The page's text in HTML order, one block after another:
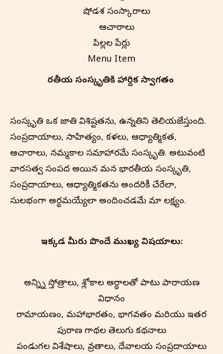
షోడశ సంస్కారాలు
ఆచారాలు
పిల్లల పేర్లు
Menu Item
భారతీయ సంస్కృతి‌కి హార్దిక స్వాగతం
సంస్కృతి ఒక జాతి విశిష్టతను, ఉన్నతిని తెలియజేస్తుంది.
సంప్రదాయాలు, సాహిత్యం, కళలు, ఆధ్యాత్మికత,
ఆచారాలు, నమ్మకాల సమాహారమే సంస్కృతి. అటువంటి
వారసత్వ సంపద అయిన మన భారతీయ సంస్కృతి,
సంప్రదాయాలు, ఆధ్యాత్మికతను అందరికీ చేరేలా,
సులభంగా అర్థమయ్యేలా అందించడమే మా లక్ష్యం.
ఇక్కడ మీరు పొందే ముఖ్య విషయాలు:
అన్న్ని స్తోత్రాలు, శ్లోకాల అర్థాలతో పాటు పారాయణ
విధానం
రామాయణం, మహాభారతం, భాగవతం మరియు ఇతర
పురాణ గాథల తెలుగు కథనాలు
పండుగల విశేషాలు, వ్రతాలు, దేవాలయ సంప్రదాయాలు